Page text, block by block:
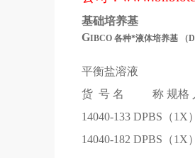
基础培养基
GIBCO 各种*液体培养基 （
平衡盐溶液
货 号 名 称 规格
14040-133 DPBS（1X
14040-182 DPBS（1X